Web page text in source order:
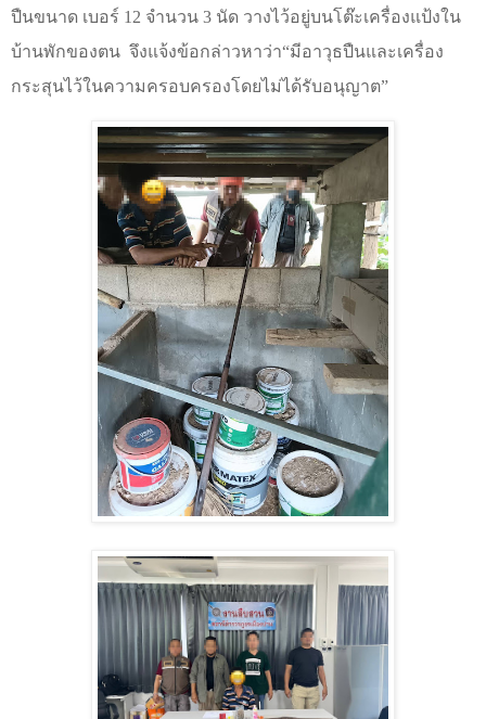
ปืนขนาด เบอร์ 12 จำนวน 3 นัด วางไว้อยู่บนโต๊ะเครื่องแป้งใน
บ้านพักของตน จึงแจ้งข้อกล่าวหาว่า“มีอาวุธปืนและเครื่อง
กระสุนไว้ในความครอบครองโดยไม่ได้รับอนุญาต”